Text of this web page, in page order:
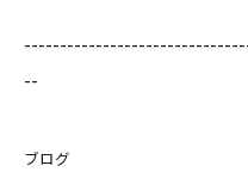
--
ブログ